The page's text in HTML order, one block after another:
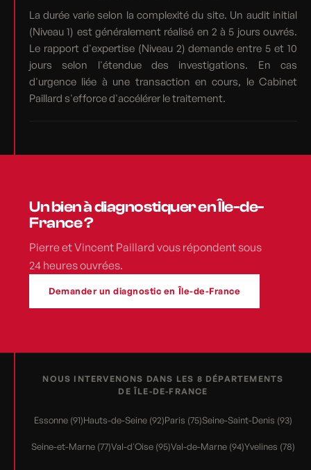
La durée varie selon la complexité du site. Un audit initial
(Niveau 1) est généralement réalisé en 2 à 5 jours ouvrés.
Le rapport d'expertise (Niveau 2) demande entre 5 et 10
jours selon l'étendue des investigations. En cas
d'urgence liée à une transaction en cours, le Cabinet
Paillard s'efforce d'accélérer le traitement.
Un bien à diagnostiquer en Île-de-
France ?
Pierre et Vincent Paillard vous répondent sous
24 heures ouvrées.
Demander un diagnostic en Île-de-France
NOUS INTERVENONS DANS LES 8 DÉPARTEMENTS
DE ÎLE-DE-FRANCE
Essonne (91)Hauts-de-Seine (92)Paris (75)Seine-Saint-Denis (93)
Seine-et-Marne (77)Val-d'Oise (95)Val-de-Marne (94)Yvelines (78)